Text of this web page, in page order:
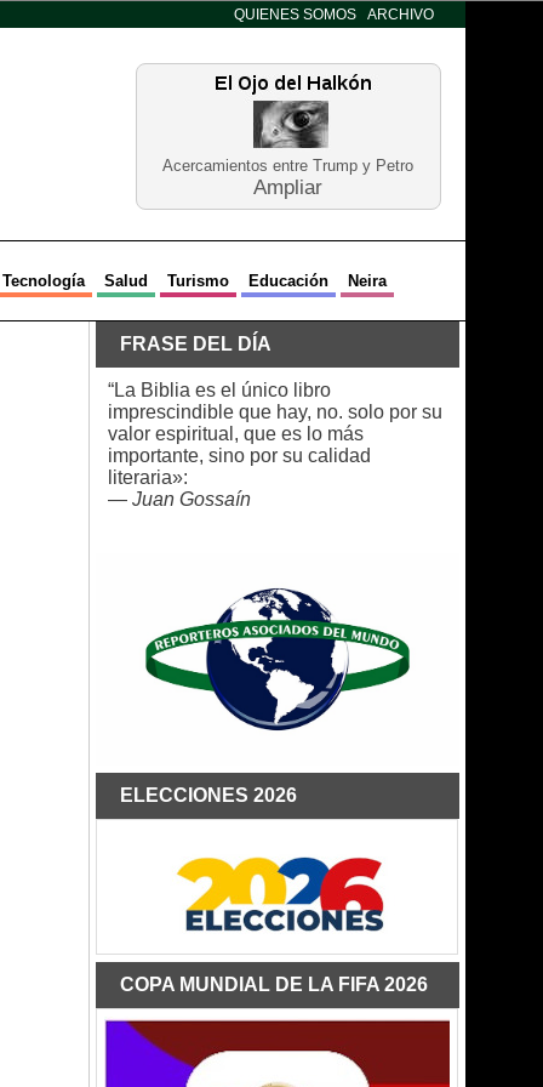
QUIENES SOMOS ARCHIVO
Acercamientos entre Trump y Petro
Ampliar
Tecnología Salud Turismo Educación Neira
FRASE DEL DÍA
“La Biblia es el único libro
imprescindible que hay, no. solo por su
valor espiritual, que es lo más
importante, sino por su calidad
literaria»:
— Juan Gossaín
ELECCIONES 2026
COPA MUNDIAL DE LA FIFA 2026